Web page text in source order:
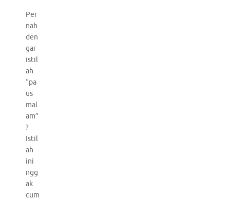
Per
nah
den
gar
istil
ah
“pa
us
mal
am”
?
Istil
ah
ini
ngg
ak
cum